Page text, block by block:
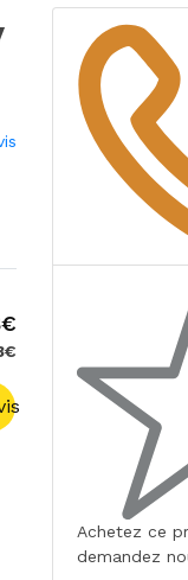
Achetez ce
demandez